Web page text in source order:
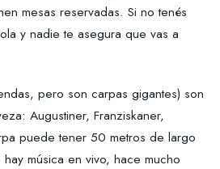
mesas reservadas. Si no tenés
y nadie te asegura que vas a
pero son carpas gigantes) son
Augustiner, Franziskaner,
puede tener 50 metros de largo
música en vivo, hace mucho